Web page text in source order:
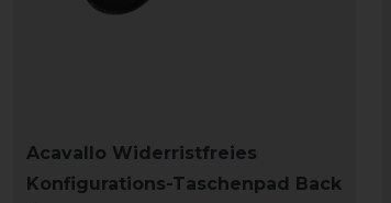
Acavallo Widerristfreies
Konfigurations-Taschenpad Back